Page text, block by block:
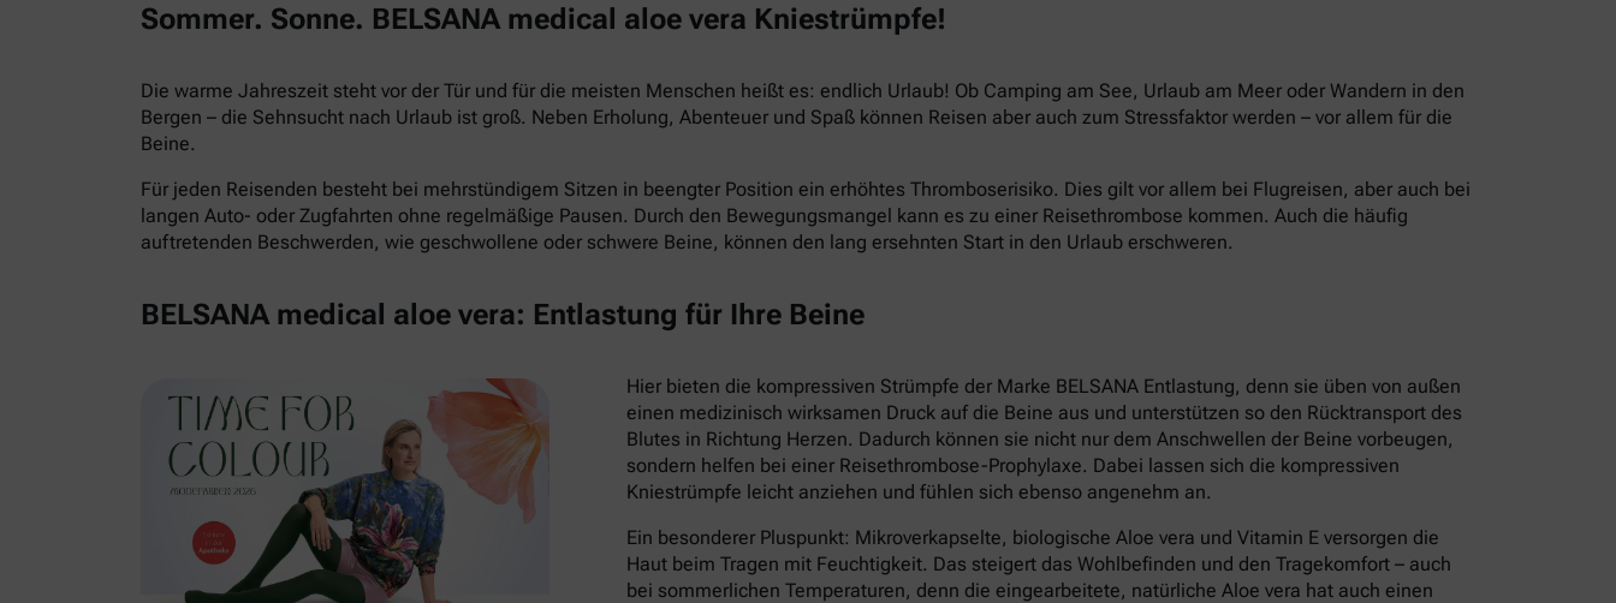
Sommer. Sonne. BELSANA medical aloe vera Kniestrümpfe!
Die warme Jahreszeit steht vor der Tür und für die meisten Menschen heißt es: endlich Urlaub! Ob Camping am See, Urlaub am Meer oder Wandern in den
Bergen – die Sehnsucht nach Urlaub ist groß. Neben Erholung, Abenteuer und Spaß können Reisen aber auch zum Stressfaktor werden – vor allem für die
Beine.
Für jeden Reisenden besteht bei mehrstündigem Sitzen in beengter Position ein erhöhtes Thromboserisiko. Dies gilt vor allem bei Flugreisen, aber auch bei
langen Auto- oder Zugfahrten ohne regelmäßige Pausen. Durch den Bewegungsmangel kann es zu einer Reisethrombose kommen. Auch die häufig
auftretenden Beschwerden, wie geschwollene oder schwere Beine, können den lang ersehnten Start in den Urlaub erschweren.
BELSANA medical aloe vera: Entlastung für Ihre Beine
Hier bieten die kompressiven Strümpfe der Marke BELSANA Entlastung, denn sie üben von außen
einen medizinisch wirksamen Druck auf die Beine aus und unterstützen so den Rücktransport des
Blutes in Richtung Herzen. Dadurch können sie nicht nur dem Anschwellen der Beine vorbeugen,
sondern helfen bei einer Reisethrombose-Prophylaxe. Dabei lassen sich die kompressiven
Kniestrümpfe leicht anziehen und fühlen sich ebenso angenehm an.
Ein besonderer Pluspunkt: Mikroverkapselte, biologische Aloe vera und Vitamin E versorgen die
Haut beim Tragen mit Feuchtigkeit. Das steigert das Wohlbefinden und den Tragekomfort – auch
bei sommerlichen Temperaturen, denn die eingearbeitete, natürliche Aloe vera hat auch einen